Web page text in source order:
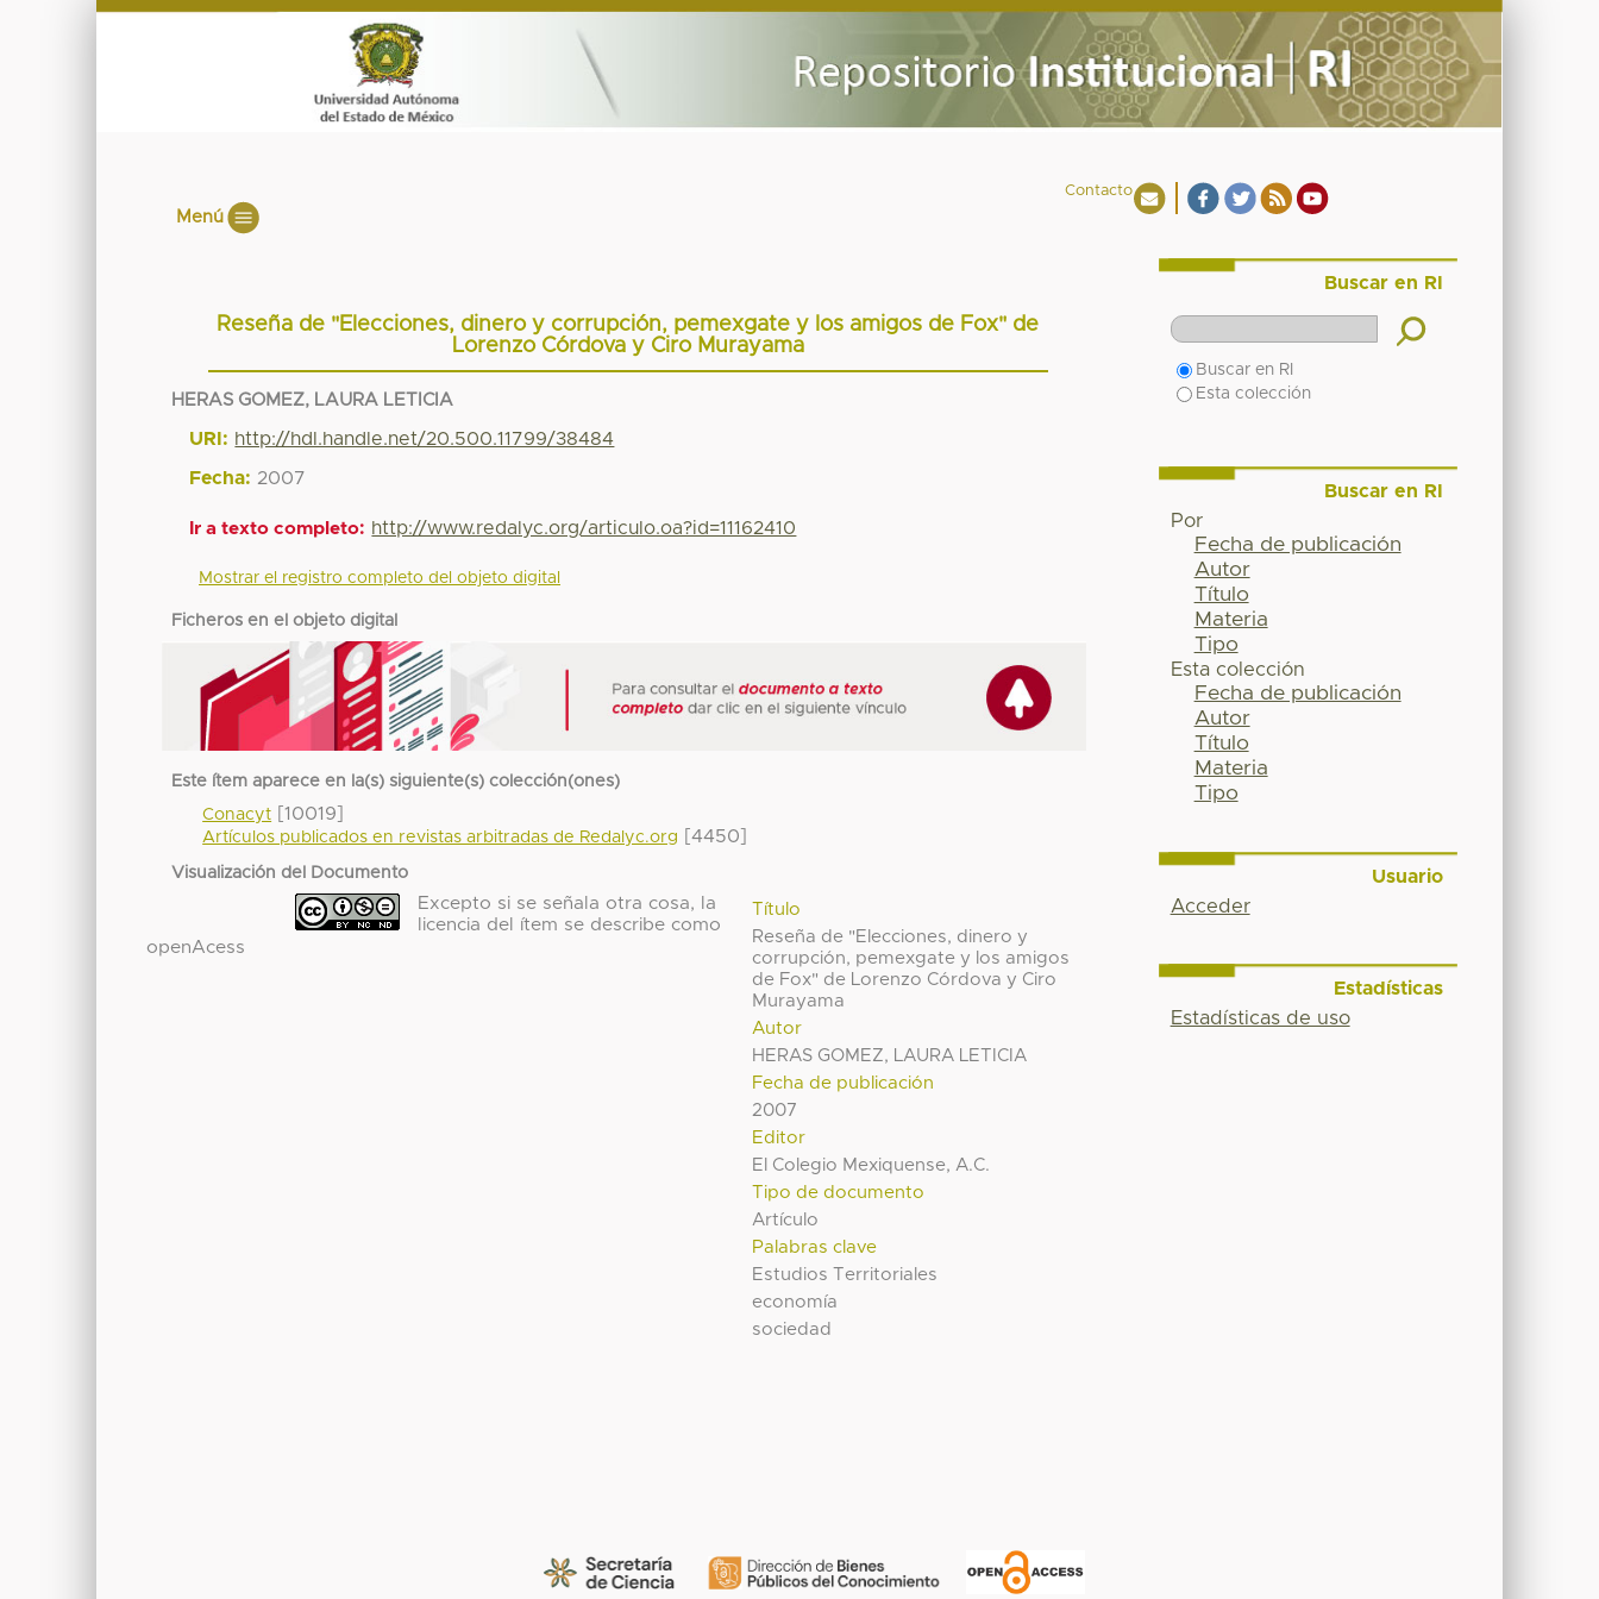
Contacto
Menú
Reseña de "Elecciones, dinero y corrupción, pemexgate y los amigos de Fox" de
Lorenzo Córdova y Ciro Murayama
HERAS GOMEZ, LAURA LETICIA
URI: http://hdl.handle.net/20.500.11799/38484
Fecha: 2007
Ir a texto completo: http://www.redalyc.org/articulo.oa?id=11162410
Mostrar el registro completo del objeto digital
Ficheros en el objeto digital
Este ítem aparece en la(s) siguiente(s) colección(ones)
Conacyt [10019]
Artículos publicados en revistas arbitradas de Redalyc.org [4450]
Visualización del Documento
Título
Reseña de "Elecciones, dinero y
corrupción, pemexgate y los amigos
de Fox" de Lorenzo Córdova y Ciro
Murayama
Autor
HERAS GOMEZ, LAURA LETICIA
Fecha de publicación
2007
Editor
El Colegio Mexiquense, A.C.
Tipo de documento
Artículo
Palabras clave
Estudios Territoriales
economía
sociedad
Excepto si se señala otra cosa, la
licencia del ítem se describe como
openAcess
Buscar en RI
Buscar en RI
Esta colección
Buscar en RI
Por
Fecha de publicación
Autor
Título
Materia
Tipo
Esta colección
Fecha de publicación
Autor
Título
Materia
Tipo
Usuario
Acceder
Estadísticas
Estadísticas de uso